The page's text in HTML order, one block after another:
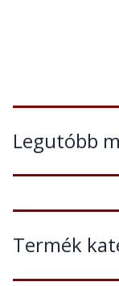
Legutóbb
Termék